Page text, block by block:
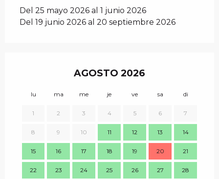
Del 25 mayo 2026 al 1 junio 2026
Del 19 junio 2026 al 20 septiembre 2026
AGOSTO 2026
lu ma me je ve sa di
1 2 3 4 5 6 7
8 9 10 11 12 13 14
15 16 17 18 19 20 21
22 23 24 25 26 27 28